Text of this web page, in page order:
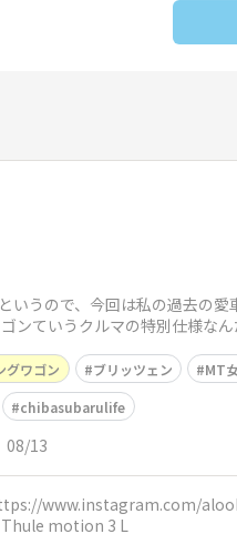
いうので、今回は私の過去の
ンていうクルマの特別仕様な
グワゴン ブリッツェン MT
chibasubarulife
08/13
Thule motion 3 L